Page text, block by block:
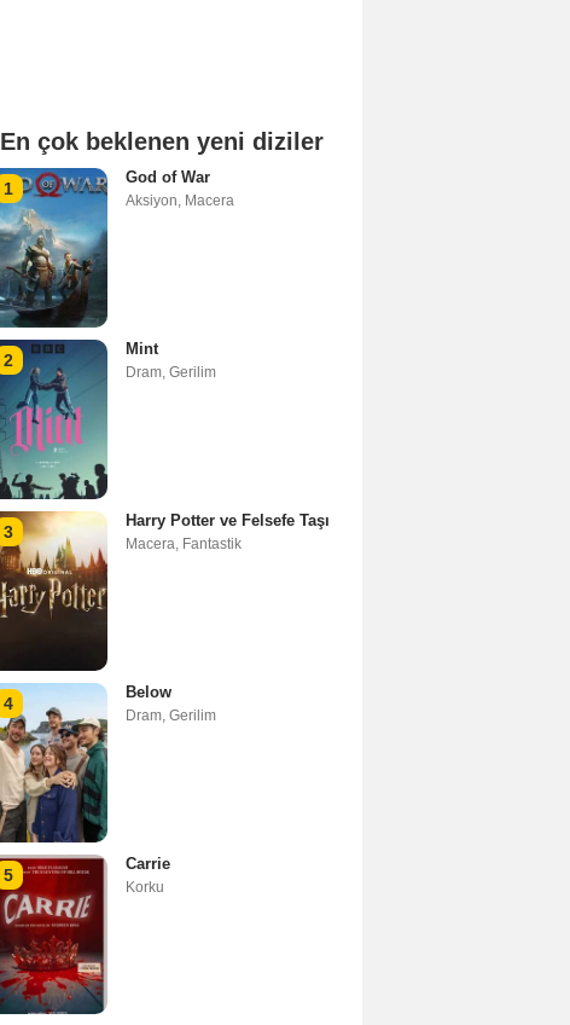
En çok beklenen yeni diziler
1
God of War
Aksiyon, Macera
2
Mint
Dram, Gerilim
3
Harry Potter ve Felsefe Taşı
Macera, Fantastik
4
Below
Dram, Gerilim
5
Carrie
Korku